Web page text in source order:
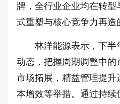
牌，全行业企业均在转
式重塑与核心竞争力再造
林洋能源表示，下半
动态，把握周期调整中
市场拓展，精益管理提升
本增效等举措。通过持续